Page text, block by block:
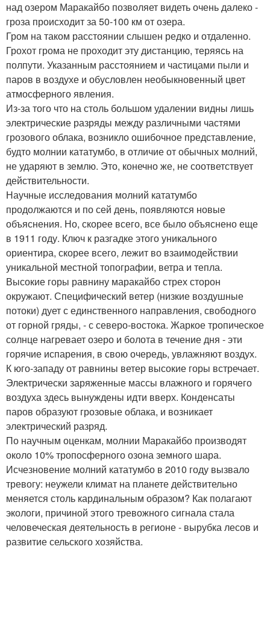
над озером Маракайбо позволяет видеть очень далеко -
гроза происходит за 50-100 км от озера.
Гром на таком расстоянии слышен редко и отдаленно.
Грохот грома не проходит эту дистанцию, теряясь на
полпути. Указанным расстоянием и частицами пыли и
паров в воздухе и обусловлен необыкновенный цвет
атмосферного явления.
Из-за того что на столь большом удалении видны лишь
электрические разряды между различными частями
грозового облака, возникло ошибочное представление,
будто молнии кататумбо, в отличие от обычных молний,
не ударяют в землю. Это, конечно же, не соответствует
действительности.
Научные исследования молний кататумбо
продолжаются и по сей день, появляются новые
объяснения. Но, скорее всего, все было объяснено еще
в 1911 году. Ключ к разгадке этого уникального
ориентира, скорее всего, лежит во взаимодействии
уникальной местной топографии, ветра и тепла.
Высокие горы равнину маракайбо стрех сторон
окружают. Специфический ветер (низкие воздушные
потоки) дует с единственного направления, свободного
от горной гряды, - с северо-востока. Жаркое тропическое
солнце нагревает озеро и болота в течение дня - эти
горячие испарения, в свою очередь, увлажняют воздух.
К юго-западу от равнины ветер высокие горы встречает.
Электрически заряженные массы влажного и горячего
воздуха здесь вынуждены идти вверх. Конденсаты
паров образуют грозовые облака, и возникает
электрический разряд.
По научным оценкам, молнии Маракайбо производят
около 10% тропосферного озона земного шара.
Исчезновение молний кататумбо в 2010 году вызвало
тревогу: неужели климат на планете действительно
меняется столь кардинальным образом? Как полагают
экологи, причиной этого тревожного сигнала стала
человеческая деятельность в регионе - вырубка лесов и
развитие сельского хозяйства.